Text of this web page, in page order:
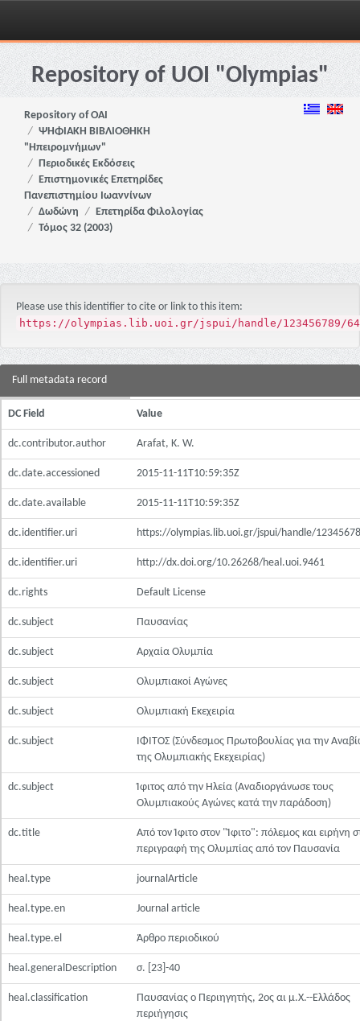
Skip
navigationRepository of UOI "Olympias"
Repository of OAI
ΨΗΦΙΑΚΗ ΒΙΒΛΙΟΘΗΚΗ
"Ηπειρομνήμων"
Περιοδικές Εκδόσεις
Επιστημονικές Επετηρίδες
Πανεπιστημίου Ιωαννίνων
Δωδώνη
Επετηρίδα Φιλολογίας
Τόμος 32 (2003)
Please use this identifier to cite or link to this item:
https://olympias.lib.uoi.gr/jspui/handle/123456789/
Full metadata record
DC Field Value
dc.contributor.author Arafat, K. W.
dc.date.accessioned 2015-11-11T10:59:35Z
dc.date.available 2015-11-11T10:59:35Z
dc.identifier.uri https://olympias.lib.uoi.gr/jspui/handle/
dc.identifier.uri http://dx.doi.org/10.26268/heal.uoi.9461
dc.rights Default License
dc.subject Παυσανίας
dc.subject Αρχαία Ολυμπία
dc.subject Ολυμπιακοί Αγώνες
dc.subject Ολυμπιακή Εκεχειρία
dc.subject
ΙΦΙΤΟΣ (Σύνδεσμος Πρωτοβουλίας για την
της Ολυμπιακής Εκεχειρίας)
dc.subject
Ίφιτος από την Ηλεία (Αναδιοργάνωσε τους
Ολυμπιακούς Αγώνες κατά την παράδοση)
dc.title
Από τον Ίφιτο στον "Ίφιτο": πόλεμος και ειρήνη
περιγραφή της Ολυμπίας από τον Παυσανία
heal.type journalArticle
heal.type.en Journal article
heal.type.el Άρθρο περιοδικού
heal.generalDescription σ. [23]-40
heal.classification
Παυσανίας ο Περιηγητής, 2ος αι μ.Χ.--Ελλάδος
περιήγησις